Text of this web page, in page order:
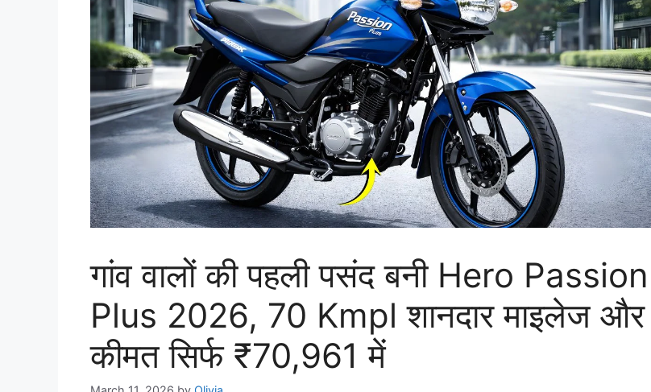
गांव वालों की पहली पसंद बनी Hero Passion
Plus 2026, 70 Kmpl शानदार माइलेज और
कीमत सिर्फ ₹70,961 में